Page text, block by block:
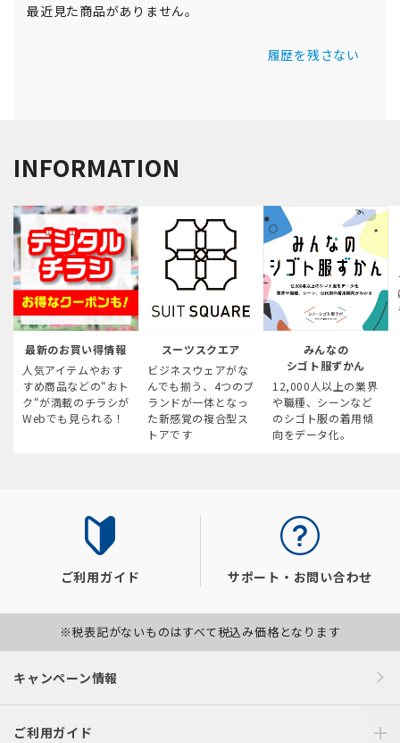
最近見た商品がありません。
履歴を残さない
INFORMATION
最新のお買い得情報
人気アイテムやおす
すめ商品などの“おト
ク“が満載のチラシが
Webでも見られる！
スーツスクエア
ビジネスウェアがな
んでも揃う、4つのブ
ランドが一体となっ
た新感覚の複合型ス
トアです
みんなの
シゴト服ずかん
12,000人以上の業界
や職種、シーンなど
のシゴト服の着用傾
向をデータ化。
ご利用ガイド サポート・お問い合わせ
※税表記がないものはすべて税込み価格となります
キャンペーン情報
ご利用ガイド